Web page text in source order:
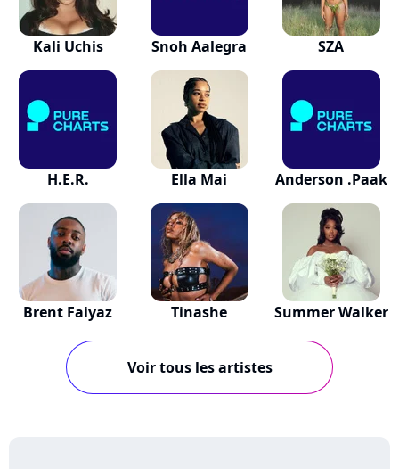
Kali Uchis Snoh Aalegra SZA
H.E.R. Ella Mai Anderson .Paak
Brent Faiyaz Tinashe Summer Walker
Voir tous les artistes